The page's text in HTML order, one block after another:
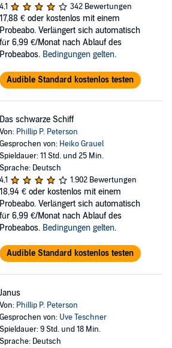
4,1
342 Bewertungen
17,88 € oder kostenlos mit einem
Probeabo. Verlängert sich automatisch
für 6,99 €/Monat nach Ablauf des
Probeabos. Bedingungen gelten.
Audible Standard kostenlos testen
Das schwarze Schiff
Von: Phillip P. Peterson
Gesprochen von: Heiko Grauel
Spieldauer: 11 Std. und 25 Min.
Sprache: Deutsch
4,1
1.902 Bewertungen
18,94 € oder kostenlos mit einem
Probeabo. Verlängert sich automatisch
für 6,99 €/Monat nach Ablauf des
Probeabos. Bedingungen gelten.
Audible Standard kostenlos testen
Janus
Von: Phillip P. Peterson
Gesprochen von: Uve Teschner
Spieldauer: 9 Std. und 18 Min.
Sprache: Deutsch